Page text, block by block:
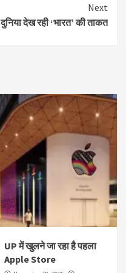
Next
दुनिया देख रही ‘भारत’ की ताकत
UP में खुलने जा रहा है पहला
Apple Store